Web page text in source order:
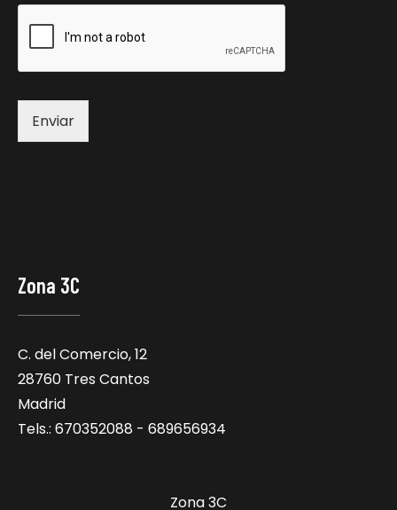
Enviar
Zona 3C
C. del Comercio, 12
28760 Tres Cantos
Madrid
Tels.: 670352088 - 689656934
Zona 3C